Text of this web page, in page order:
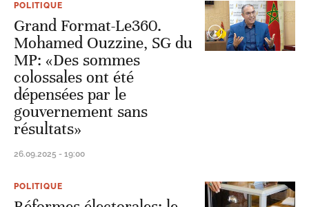
POLITIQUE
Grand Format-Le360.
Mohamed Ouzzine, SG du
MP: «Des sommes
colossales ont été
dépensées par le
gouvernement sans
résultats»
26.09.2025 - 19:00
POLITIQUE